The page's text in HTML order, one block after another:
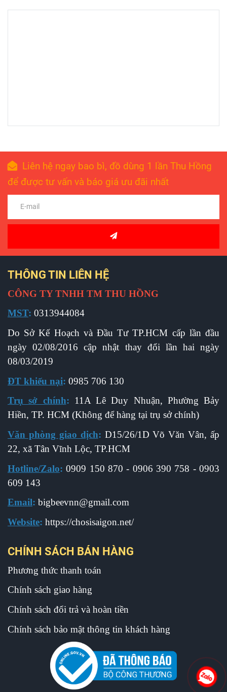
Liên hệ ngay bao bì, đồ dùng 1 lần Thu Hồng
để được tư vấn và báo giá ưu đãi nhất
THÔNG TIN LIÊN HỆ
CÔNG TY TNHH TM THU HỒNG
MST: 0313944084
Do Sở Kế Hoạch và Đầu Tư TP.HCM cấp lần đầu
ngày 02/08/2016 cập nhật thay đổi lần hai ngày
08/03/2019
ĐT khiếu nại: 0985 706 130
Trụ sở chính: 11A Lê Duy Nhuận, Phường Bảy
Hiền, TP. HCM (Không để hàng tại trụ sở chính)
Văn phòng giao dịch: D15/26/1D Võ Văn Vân, ấp
22, xã Tân Vĩnh Lộc, TP.HCM
Hotline/Zalo: 0909 150 870 - 0906 390 758 - 0903
609 143
Email: bigbeevnn@gmail.com
Website: https://chosisaigon.net/
CHÍNH SÁCH BÁN HÀNG
Phương thức thanh toán
Chính sách giao hàng
Chính sách đổi trả và hoàn tiền
Chính sách bảo mật thông tin khách hàng